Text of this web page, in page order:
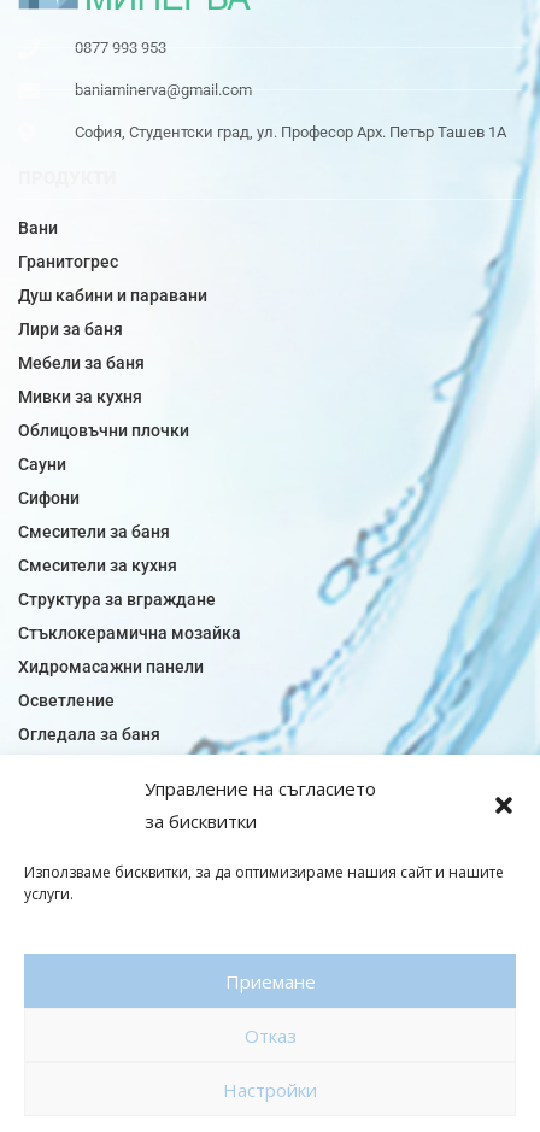
Управление на съгласието
за бисквитки
Използваме бисквитки, за да оптимизираме нашия сайт и нашите
услуги.
Приемане
Отказ
Настройки
0877 993 953
baniaminerva@gmail.com
София, Студентски град, ул. Професор Арх. Петър Ташев 1А
Вани
Гранитогрес
Душ кабини и паравани
Лири за баня
Мебели за баня
Мивки за кухня
Облицовъчни плочки
Сауни
Сифони
Смесители за баня
Смесители за кухня
Структура за вграждане
Стъклокерамична мозайка
Хидромасажни панели
Осветление
Огледала за баня
Плочки за кухня
Подови лентова сифони
Подови плочки
Политика за поверителност
Изработка на онлайн магазин